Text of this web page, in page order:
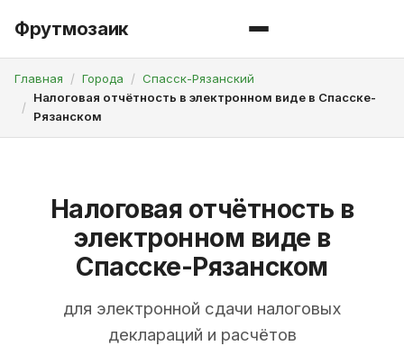
Фрутмозаик
Главная Города
Спасск-Рязанский
Налоговая отчётность в электронном виде в Спасске-
Рязанском
Налоговая отчётность в
электронном виде в
Спасске-Рязанском
для электронной сдачи налоговых
деклараций и расчётов